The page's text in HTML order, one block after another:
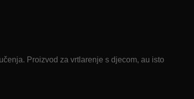
Proizvod za vrtlarenje s djecom, au isto